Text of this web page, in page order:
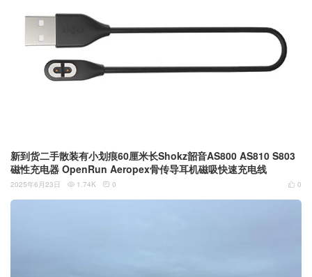
新到货二手散装有小划痕60厘米长Shokz韶音AS800 AS810 S803
磁性充电器 OpenRun Aeropex骨传导耳机磁吸快速充电线
 0
2025年6月23日  1.74K  0